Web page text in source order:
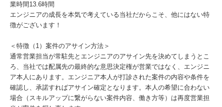
業時間13.6時間
エンジニアの成長を本気で考えている当社だからこそ、他にはない特
徴がございます！
＜特徴（1）案件のアサイン方法＞
通常営業担当が常駐先とエンジニアのアサイン先を決めてしまうとこ
ろ、当社では配属先の最終的な意思決定権が営業ではなく、エンジニ
ア本人にあります。エンジニア本人が打診された案件の内容や条件を
確認し、承諾すればアサイン確定となります。本人の希望に合わない
場合（スキルアップに繋がらない案件内容、働き方等）は再度営業担